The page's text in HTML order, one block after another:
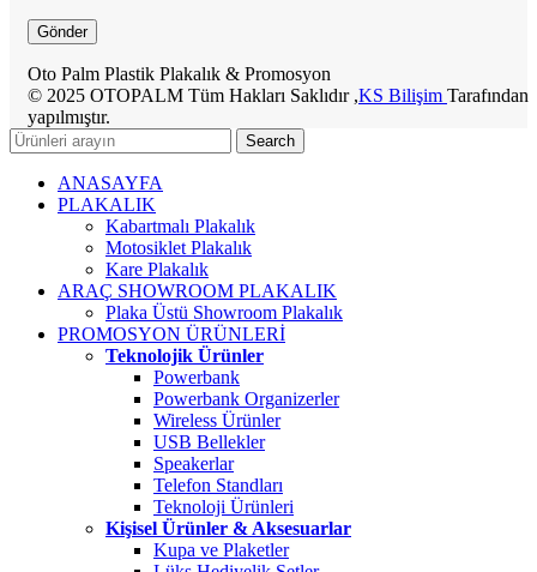
Oto Palm Plastik Plakalık & Promosyon
© 2025 OTOPALM Tüm Hakları Saklıdır ,KS Bilişim Tarafından
yapılmıştır.
Search
ANASAYFA
PLAKALIK
Kabartmalı Plakalık
Motosiklet Plakalık
Kare Plakalık
ARAÇ SHOWROOM PLAKALIK
Plaka Üstü Showroom Plakalık
PROMOSYON ÜRÜNLERİ
Teknolojik Ürünler
Powerbank
Powerbank Organizerler
Wireless Ürünler
USB Bellekler
Speakerlar
Telefon Standları
Teknoloji Ürünleri
Kişisel Ürünler & Aksesuarlar
Kupa ve Plaketler